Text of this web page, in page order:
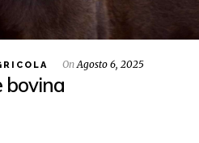
On Agosto 6, 2025
bovina